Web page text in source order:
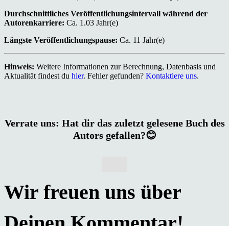
Durchschnittliches Veröffentlichungsintervall während der
Autorenkarriere: Ca. 1.03 Jahr(e)
Längste Veröffentlichungspause: Ca. 11 Jahr(e)
Hinweis: Weitere Informationen zur Berechnung, Datenbasis und
Aktualität findest du hier. Fehler gefunden? Kontaktiere uns.
Verrate uns: Hat dir das zuletzt gelesene Buch des
Autors gefallen?😊